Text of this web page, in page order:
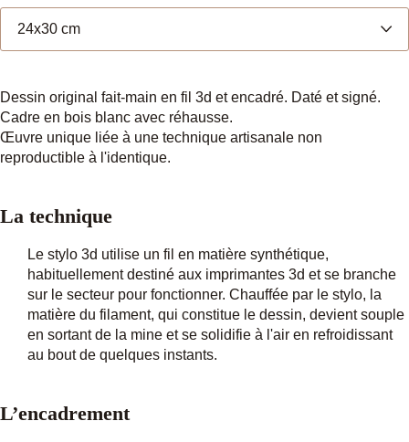
m
n
s
i
o
Dessin original fait-main en fil 3d et encadré. Daté et signé.
Cadre en bois blanc avec réhausse.
Œuvre unique liée à une technique artisanale non
reproductible à l'identique.
La technique
Le stylo 3d utilise un fil en matière synthétique,
habituellement destiné aux imprimantes 3d et se branche
sur le secteur pour fonctionner. Chauffée par le stylo, la
matière du filament, qui constitue le dessin, devient souple
en sortant de la mine et se solidifie à l'air en refroidissant
au bout de quelques instants.
L’encadrement